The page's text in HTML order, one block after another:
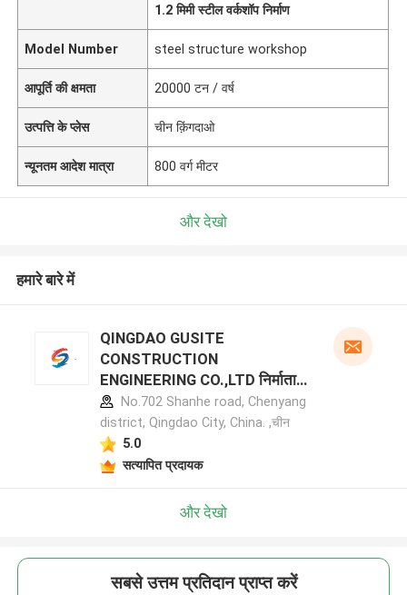
1.2 मिमी स्टील वर्कशॉप निर्माण
Model Number steel structure workshop
आपूर्ति की क्षमता 20000 टन / वर्ष
उत्पत्ति के प्लेस चीन क़िंगदाओ
न्यूनतम आदेश मात्रा 800 वर्ग मीटर
और देखो
हमारे बारे में
QINGDAO GUSITE
CONSTRUCTION
ENGINEERING CO.,LTD निर्माता
प्रोफ़ाइलNo.702 Shanhe road, Chenyang
district, Qingdao City, China. ,चीन
5.0
सत्यापित प्रदायक
और देखो
सबसे उत्तम प्रतिदान प्राप्त करें